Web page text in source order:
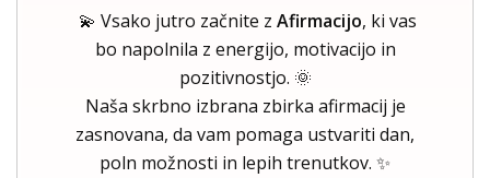
💫 Vsako jutro začnite z Afirmacijo, ki vas
bo napolnila z energijo, motivacijo in
pozitivnostjo. 🌞
Naša skrbno izbrana zbirka afirmacij je
zasnovana, da vam pomaga ustvariti dan,
poln možnosti in lepih trenutkov. ✨